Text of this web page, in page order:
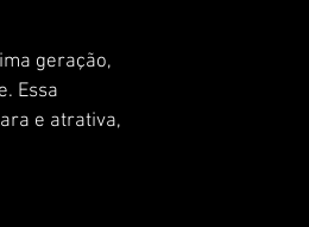
geração,
Essa
e atrativa,